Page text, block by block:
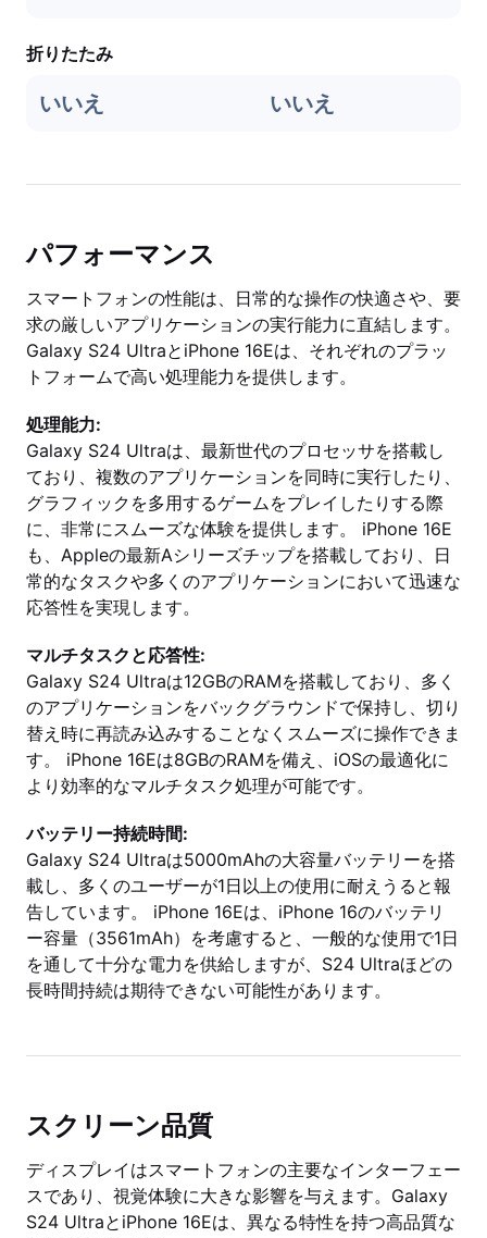
折りたたみ
いいえ いいえ
パフォーマンス
スマートフォンの性能は、日常的な操作の快適さや、要
求の厳しいアプリケーションの実行能力に直結します。
Galaxy S24 UltraとiPhone 16Eは、それぞれのプラッ
トフォームで高い処理能力を提供します。
処理能力:
Galaxy S24 Ultraは、最新世代のプロセッサを搭載し
ており、複数のアプリケーションを同時に実行したり、
グラフィックを多用するゲームをプレイしたりする際
に、非常にスムーズな体験を提供します。 iPhone 16E
も、Appleの最新Aシリーズチップを搭載しており、日
常的なタスクや多くのアプリケーションにおいて迅速な
応答性を実現します。
マルチタスクと応答性:
Galaxy S24 Ultraは12GBのRAMを搭載しており、多く
のアプリケーションをバックグラウンドで保持し、切り
替え時に再読み込みすることなくスムーズに操作できま
す。 iPhone 16Eは8GBのRAMを備え、iOSの最適化に
より効率的なマルチタスク処理が可能です。
バッテリー持続時間:
Galaxy S24 Ultraは5000mAhの大容量バッテリーを搭
載し、多くのユーザーが1日以上の使用に耐えうると報
告しています。 iPhone 16Eは、iPhone 16のバッテリ
ー容量（3561mAh）を考慮すると、一般的な使用で1日
を通して十分な電力を供給しますが、S24 Ultraほどの
長時間持続は期待できない可能性があります。
スクリーン品質
ディスプレイはスマートフォンの主要なインターフェー
スであり、視覚体験に大きな影響を与えます。Galaxy
S24 UltraとiPhone 16Eは、異なる特性を持つ高品質な